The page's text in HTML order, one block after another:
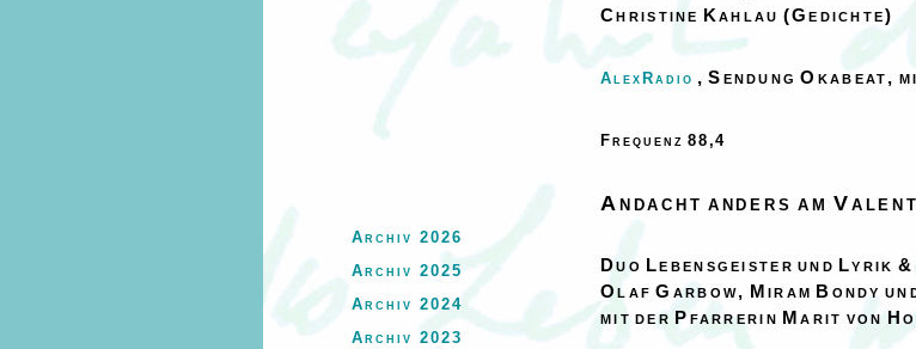
Christine Kahlau (Gedichte)
AlexRadio , Sendung Okabeat,
Frequenz 88,4
Andacht anders am
Duo Lebensgeister und Lyrik
Olaf Garbow, Miram Bondy
mit der Pfarrerin Marit von
Archiv 2026
Archiv 2025
Archiv 2024
Archiv 2023